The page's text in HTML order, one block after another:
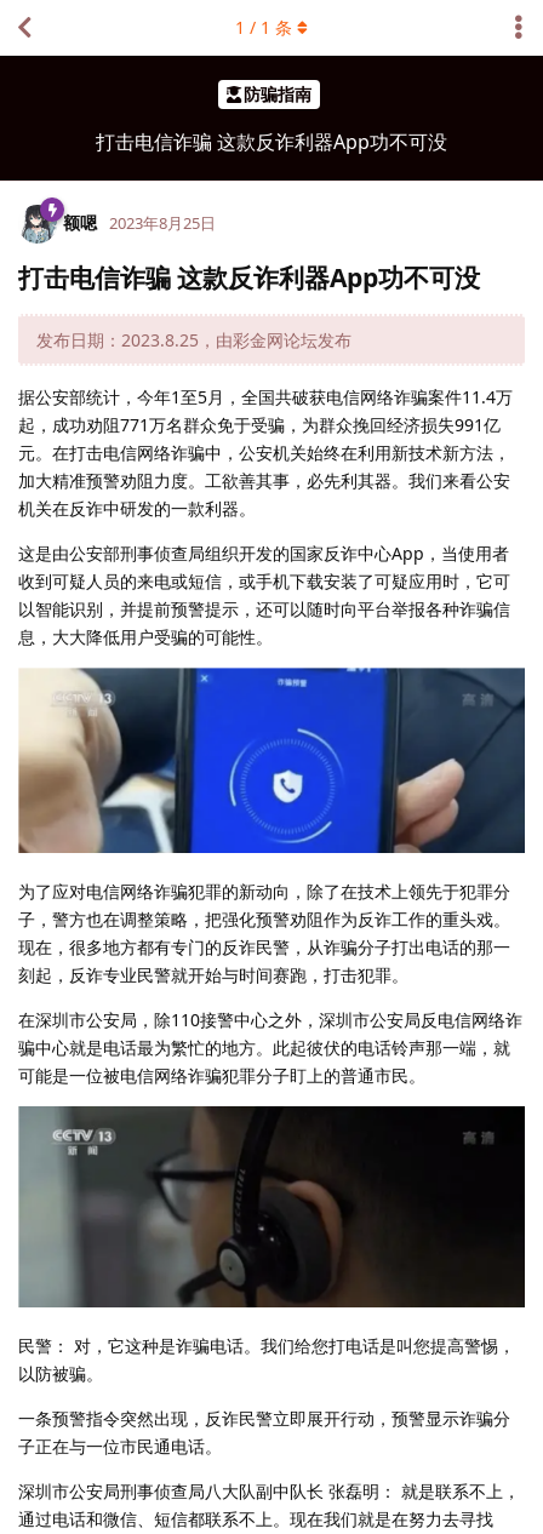
防骗指南
打击电信诈骗 这款反诈利器App功不可没
1 / 1 条
额嗯 2023年8月25日
打击电信诈骗 这款反诈利器App功不可没
发布日期：2023.8.25，由彩金网论坛发布
据公安部统计，今年1至5月，全国共破获电信网络诈骗案件11.4万
起，成功劝阻771万名群众免于受骗，为群众挽回经济损失991亿
元。在打击电信网络诈骗中，公安机关始终在利用新技术新方法，
加大精准预警劝阻力度。工欲善其事，必先利其器。我们来看公安
机关在反诈中研发的一款利器。
这是由公安部刑事侦查局组织开发的国家反诈中心App，当使用者
收到可疑人员的来电或短信，或手机下载安装了可疑应用时，它可
以智能识别，并提前预警提示，还可以随时向平台举报各种诈骗信
息，大大降低用户受骗的可能性。
为了应对电信网络诈骗犯罪的新动向，除了在技术上领先于犯罪分
子，警方也在调整策略，把强化预警劝阻作为反诈工作的重头戏。
现在，很多地方都有专门的反诈民警，从诈骗分子打出电话的那一
刻起，反诈专业民警就开始与时间赛跑，打击犯罪。
在深圳市公安局，除110接警中心之外，深圳市公安局反电信网络诈
骗中心就是电话最为繁忙的地方。此起彼伏的电话铃声那一端，就
可能是一位被电信网络诈骗犯罪分子盯上的普通市民。
民警： 对，它这种是诈骗电话。我们给您打电话是叫您提高警惕，
以防被骗。
一条预警指令突然出现，反诈民警立即展开行动，预警显示诈骗分
子正在与一位市民通电话。
深圳市公安局刑事侦查局八大队副中队长 张磊明： 就是联系不上，
通过电话和微信、短信都联系不上。现在我们就是在努力去寻找